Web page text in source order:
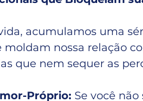
acumulamos uma
nossa relação
que nem sequer as
Próprio: Se você